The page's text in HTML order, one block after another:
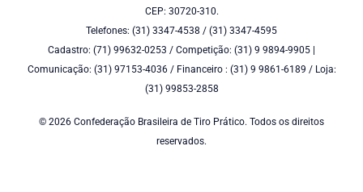
CEP: 30720-310.
Telefones: (31) 3347-4538 / (31) 3347-4595
Cadastro: (71) 99632-0253 / Competição: (31) 9 9894-9905 |
Comunicação: (31) 97153-4036 / Financeiro : (31) 9 9861-6189 / Loja:
(31) 99853-2858
© 2026 Confederação Brasileira de Tiro Prático. Todos os direitos
reservados.